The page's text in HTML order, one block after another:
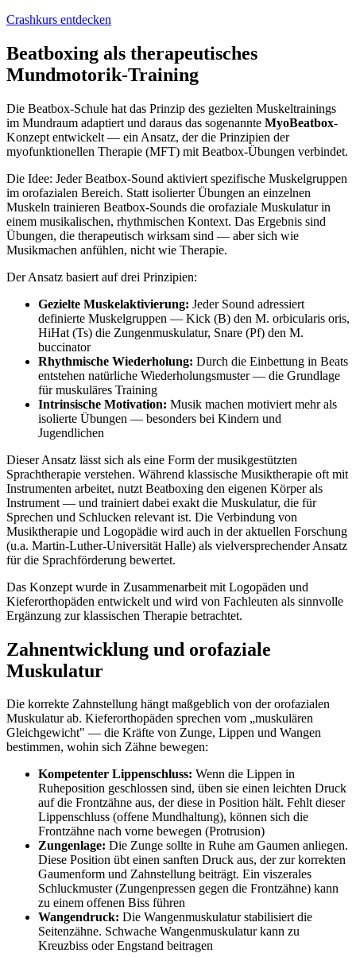
Crashkurs entdecken
Beatboxing als therapeutisches
Mundmotorik-Training
Die Beatbox-Schule hat das Prinzip des gezielten Muskeltrainings
im Mundraum adaptiert und daraus das sogenannte MyoBeatbox-
Konzept entwickelt — ein Ansatz, der die Prinzipien der
myofunktionellen Therapie (MFT) mit Beatbox-Übungen verbindet.
Die Idee: Jeder Beatbox-Sound aktiviert spezifische Muskelgruppen
im orofazialen Bereich. Statt isolierter Übungen an einzelnen
Muskeln trainieren Beatbox-Sounds die orofaziale Muskulatur in
einem musikalischen, rhythmischen Kontext. Das Ergebnis sind
Übungen, die therapeutisch wirksam sind — aber sich wie
Musikmachen anfühlen, nicht wie Therapie.
Der Ansatz basiert auf drei Prinzipien:
Gezielte Muskelaktivierung: Jeder Sound adressiert
definierte Muskelgruppen — Kick (B) den M. orbicularis oris,
HiHat (Ts) die Zungenmuskulatur, Snare (Pf) den M.
buccinator
Rhythmische Wiederholung: Durch die Einbettung in Beats
entstehen natürliche Wiederholungsmuster — die Grundlage
für muskuläres Training
Intrinsische Motivation: Musik machen motiviert mehr als
isolierte Übungen — besonders bei Kindern und
Jugendlichen
Dieser Ansatz lässt sich als eine Form der musikgestützten
Sprachtherapie verstehen. Während klassische Musiktherapie oft mit
Instrumenten arbeitet, nutzt Beatboxing den eigenen Körper als
Instrument — und trainiert dabei exakt die Muskulatur, die für
Sprechen und Schlucken relevant ist. Die Verbindung von
Musiktherapie und Logopädie wird auch in der aktuellen Forschung
(u.a. Martin-Luther-Universität Halle) als vielversprechender Ansatz
für die Sprachförderung bewertet.
Das Konzept wurde in Zusammenarbeit mit Logopäden und
Kieferorthopäden entwickelt und wird von Fachleuten als sinnvolle
Ergänzung zur klassischen Therapie betrachtet.
Zahnentwicklung und orofaziale
Muskulatur
Die korrekte Zahnstellung hängt maßgeblich von der orofazialen
Muskulatur ab. Kieferorthopäden sprechen vom „muskulären
Gleichgewicht" — die Kräfte von Zunge, Lippen und Wangen
bestimmen, wohin sich Zähne bewegen:
Kompetenter Lippenschluss: Wenn die Lippen in
Ruheposition geschlossen sind, üben sie einen leichten Druck
auf die Frontzähne aus, der diese in Position hält. Fehlt dieser
Lippenschluss (offene Mundhaltung), können sich die
Frontzähne nach vorne bewegen (Protrusion)
Zungenlage: Die Zunge sollte in Ruhe am Gaumen anliegen.
Diese Position übt einen sanften Druck aus, der zur korrekten
Gaumenform und Zahnstellung beiträgt. Ein viszerales
Schluckmuster (Zungenpressen gegen die Frontzähne) kann
zu einem offenen Biss führen
Wangendruck: Die Wangenmuskulatur stabilisiert die
Seitenzähne. Schwache Wangenmuskulatur kann zu
Kreuzbiss oder Engstand beitragen